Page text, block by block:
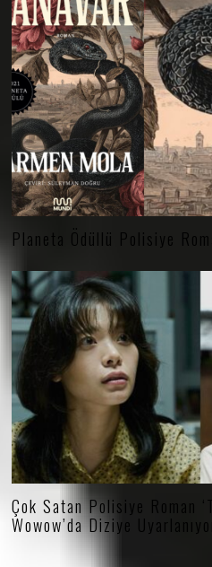
Planeta Ödüllü Polisiye
Çok Satan Polisiye Roman
Wowow’da Diziye Uyarlanıyor